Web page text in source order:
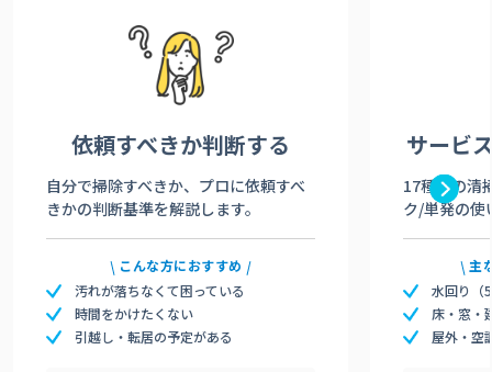
依頼すべきか判断する
自分で掃除すべきか、プロに依頼すべ
きかの判断基準を解説します。
こんな方におすすめ
汚れが落ちなくて困っている
時間をかけたくない
引越し・転居の予定がある
サービ
17種類の清
ク/単発の使
主
水回り（
床・窓・
屋外・空